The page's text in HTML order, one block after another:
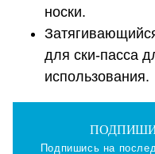
носки.
для ски-пасса
использования.
Подпишись на